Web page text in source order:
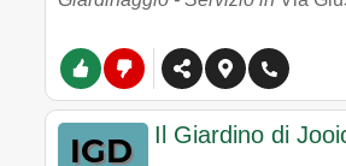
Il Giardino di